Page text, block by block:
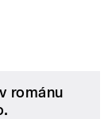
románu